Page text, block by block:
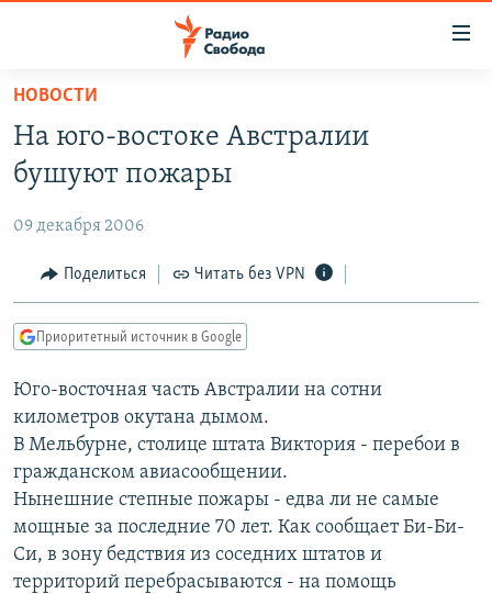
упрощенного
доступа
Вернуться
основному
Вернутся
главной
навигации
Вернутся
поиску
ПОДКАСТЫ
АВТОРСКИЕ ПРОЕКТЫ
ЦИТАТЫ СВОБОДЫ
МНЕНИЯ
IDEL.РЕАЛИИ
КАВКАЗ.РЕАЛИИ
СЕВЕР.РЕАЛИИ
СИБИРЬ.РЕАЛИИ
РАСПИСАНИЕ ВЕЩАНИЯ
ПОДПИШИТЕСЬ НА РАССЫЛКУ
НОВОСТИ
На юго-востоке Австралии
бушуют пожары
09 декабря 2006
Поделиться Читать без VPN
Приоритетный источник в Google
Юго-восточная часть Австралии на сотни
километров окутана дымом.
В Мельбурне, столице штата Виктория - перебои в
гражданском авиасообщении.
Нынешние степные пожары - едва ли не самые
мощные за последние 70 лет. Как сообщает Би-Би-
Си, в зону бедствия из соседних штатов и
территорий перебрасываются - на помощь